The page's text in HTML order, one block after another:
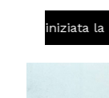
iniziata la